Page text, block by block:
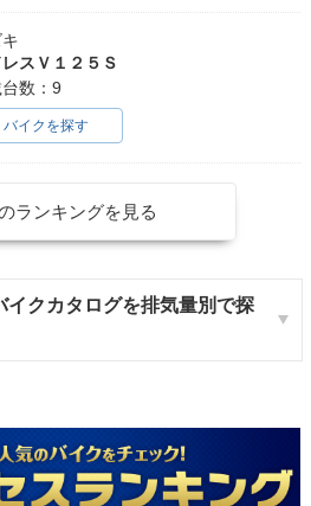
スＶ１２５Ｓ
数：9
バイクを探す
ランキングを見る
クカタログを排気量別で探